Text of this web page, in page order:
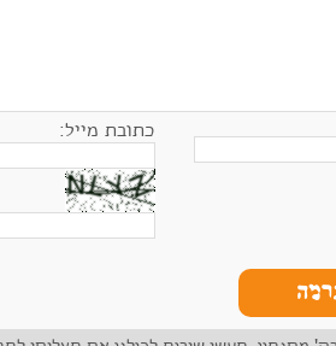
כתובת מייל: